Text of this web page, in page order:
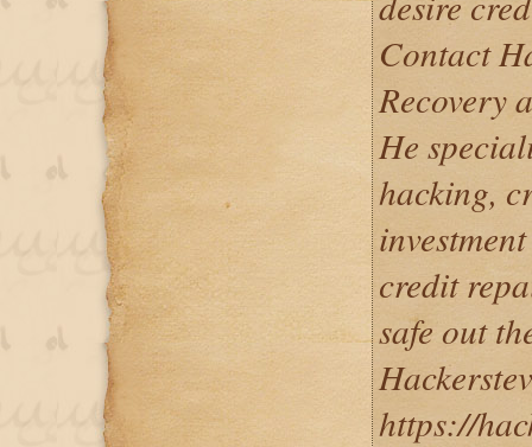
Contact
Recovery
He
hacking,
credit
safe out
https://